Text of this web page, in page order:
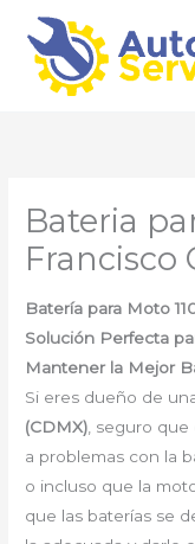
contenido
Bateria
Francisco
Batería para Moto
Solución Perfecta
Mantener la Mejor
Si eres dueño de
(CDMX), seguro
a problemas con la
o incluso que la
que las baterías se